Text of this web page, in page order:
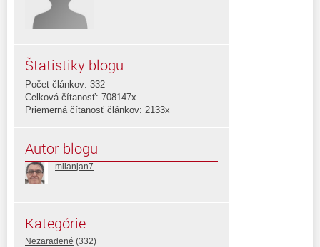
Štatistiky blogu
Počet článkov: 332
Celková čítanosť: 708147x
Priemerná čítanosť článkov: 2133x
Autor blogu
milanjan7
Kategórie
Nezaradené (332)